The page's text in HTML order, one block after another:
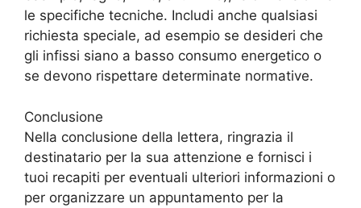
le specifiche tecniche. Includi anche qualsiasi
richiesta speciale, ad esempio se desideri che
gli infissi siano a basso consumo energetico o
se devono rispettare determinate normative.
Conclusione
Nella conclusione della lettera, ringrazia il
destinatario per la sua attenzione e fornisci i
tuoi recapiti per eventuali ulteriori informazioni o
per organizzare un appuntamento per la